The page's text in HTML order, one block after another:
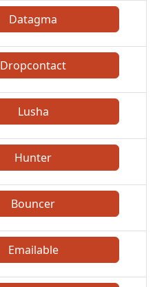
Datagma
Dropcontact
Lusha
Hunter
Bouncer
Emailable